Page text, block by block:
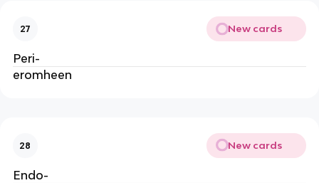
27 New cards
Peri-
eromheen
28 New cards
Endo-